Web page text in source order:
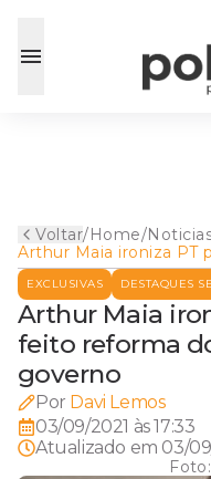
Voltar/Home/
Arthur Maia ironiza PT
não ter feito reforma
após 13 anos de
EXCLUSIVAS DESTAQUES
Arthur Maia
feito reforma
governo
Por Davi Lemos
03/09/2021 às 17:33
Atualizado em 03/
Foto: